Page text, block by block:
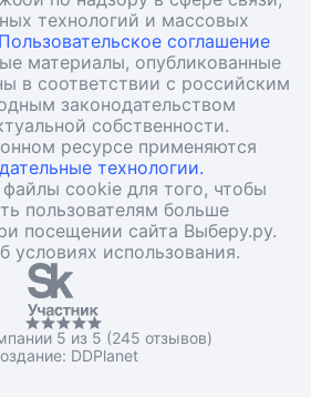
технологий и массовых
Пользовательское соглашение
материалы, опубликованные
в соответствии с российским
законодательством
собственности.
ресурсе применяются
технологии.
cookie для того, чтобы
пользователям больше
посещении сайта Выберу.ру.
условиях использования.
5 из 5 (245 отзывов)
DDPlanet